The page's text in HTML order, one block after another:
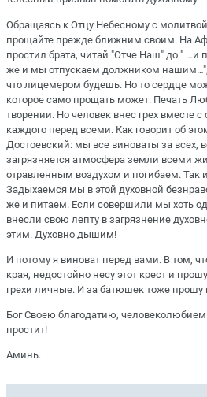
Обращаясь к Отцу Небесному с
прощайте прежде ближним своим. На
простил брата, читай "Отче Наш" до " …и
же и мы отпускаем должником
что лицемером будешь. Но то сердце
которое само прощать может. Печать
творении. Но человек внес грех вместе
каждого перед всеми. Как говорит об
Достоевский: мы все виноваты за всех,
загрязняется атмосфера земли всеми
отравленным воздухом и погибаем. Так
Задыхаемся мы в этой духовной
же и питаем. Если совершили мы хоть
внесли свою лепту в загрязнение
этим. Духовно дышим!
И потому я виноват перед вами. В том,
края, недостойно несу этот крест и
грехи личные. И за батюшек тоже прошу
Бог Своею благодатию,
простит!
Аминь.